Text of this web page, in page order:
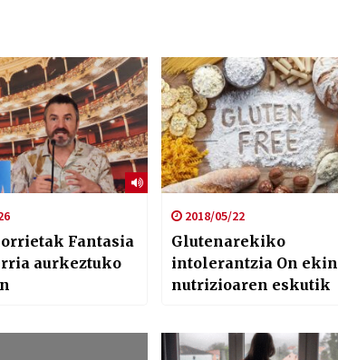
Fantasia
aurkeztuko
2018/05/22
Glutenarekiko
intolerantzia On ekin
nutrizioaren eskutik